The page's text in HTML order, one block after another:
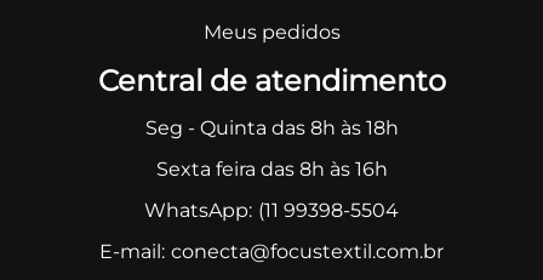
Meus pedidos
Central de atendimento
Seg - Quinta das 8h às 18h
Sexta feira das 8h às 16h
WhatsApp: (11 99398-5504
E-mail: conecta@focustextil.com.br